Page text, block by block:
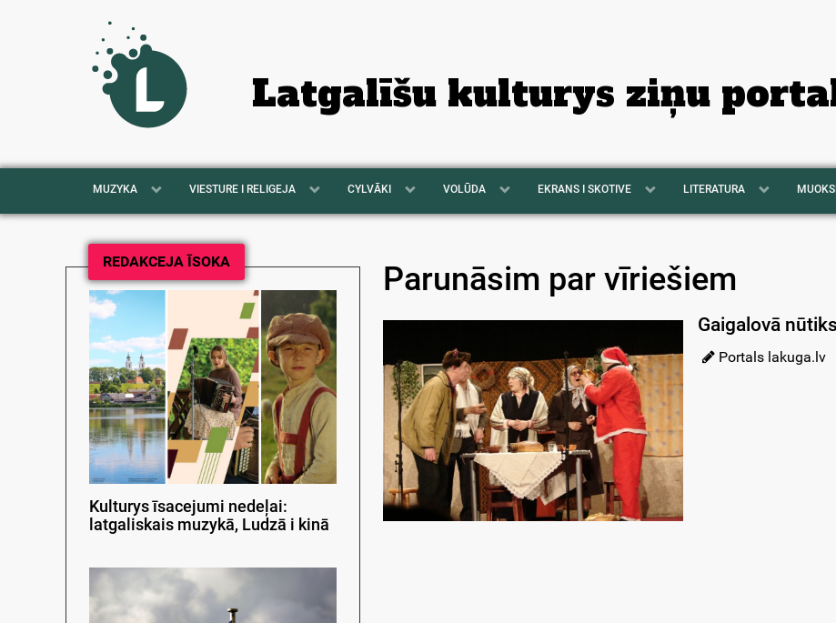
Latgalīšu kulturys ziņu
MUZYKA VIESTURE I RELIGEJA CYLVĀKI VOLŪDA EKRANS I SKOTIVE LITERATURA
REDAKCEJA ĪSOKA
Kulturys īsacejumi nedeļai:
latgaliskais muzykā, Ludzā i kinā
Parunāsim par vīriešiem
Gaigalovā
Portals lakuga.lv